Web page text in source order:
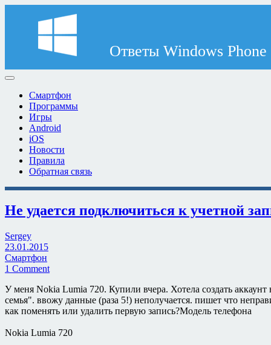
Смартфон
Программы
Игры
Android
iOS
Новости
Правила
Обратная связь
Не удается подключиться к учетной
Sergey
23.01.2015
Смартфон
1 Comment
У меня Nokia Lumia 720. Купили вчера. Хотела создать
семья". ввожу данные (раза 5!) неполучается. пишет что
как поменять или удалить первую запись?Модель телефона
Nokia Lumia 720